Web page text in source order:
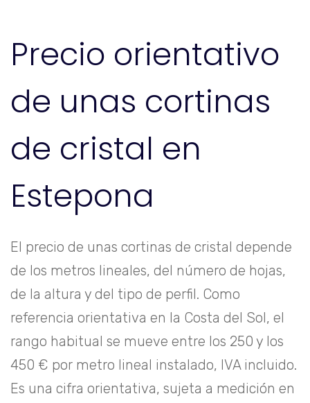
Precio orientativo
de unas cortinas
de cristal en
Estepona
El precio de unas cortinas de cristal depende
de los metros lineales, del número de hojas,
de la altura y del tipo de perfil. Como
referencia orientativa en la Costa del Sol, el
rango habitual se mueve entre los 250 y los
450 € por metro lineal instalado, IVA incluido.
Es una cifra orientativa, sujeta a medición en